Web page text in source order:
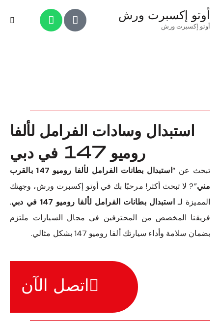
أوتو إكسبرت ورش
أوتو إكسبرت ورش
استبدال وسادات الفرامل لألفا
روميو 147 في دبي
تبحث عن “
استبدال بطانات الفرامل لألفا روميو 147 بالقرب
مني”? لا تبحث أكثر! مرحبًا بك في أوتو إكسبرت ورش، وجهتك
المميزة لـاستبدال بطانات الفرامل لألفا روميو 147 في دبي
.
فريقنا المخصص من المحترفين في مجال السيارات ملتزم
بضمان سلامة وأداء سيارتك ألفا روميو 147 بشكل مثالي.
اتصل الآن